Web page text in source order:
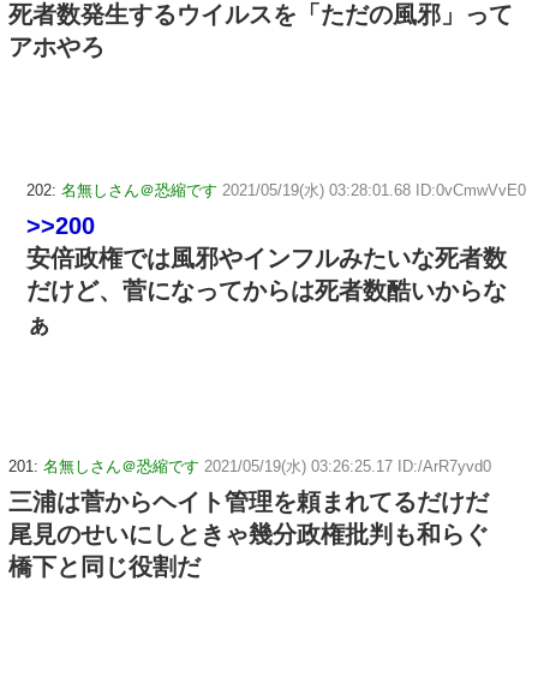
死者数発生するウイルスを「ただの風邪」って
アホやろ
202: 名無しさん＠恐縮です 2021/05/19(水) 03:28:01.68 ID:0vCmwVvE0
>>200
安倍政権では風邪やインフルみたいな死者数
だけど、菅になってからは死者数酷いからな
ぁ
201: 名無しさん＠恐縮です 2021/05/19(水) 03:26:25.17 ID:/ArR7yvd0
三浦は菅からヘイト管理を頼まれてるだけだ
尾見のせいにしときゃ幾分政権批判も和らぐ
橋下と同じ役割だ